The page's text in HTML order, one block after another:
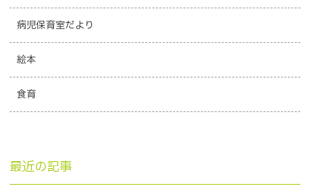
病児保育室だより
絵本
食育
最近の記事